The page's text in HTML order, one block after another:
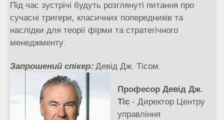
Під час зустрічі будуть розглянуті питання про
сучасні тригери, класичних попередників та
наслідки для теорії фірми та стратегічного
менеджменту.
Запрошений спікер:Девід Дж. Тісом.
Професор Девід Дж.
Тіс - Директор Центру
управління